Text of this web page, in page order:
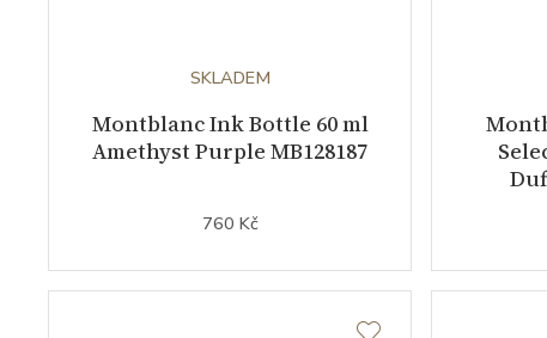
SKLADEM
Montblanc Ink Bottle 60 ml
Amethyst Purple MB128187
760 Kč